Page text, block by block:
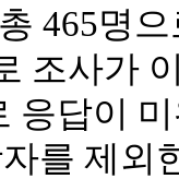
465명
조사가
응답이
를 제외